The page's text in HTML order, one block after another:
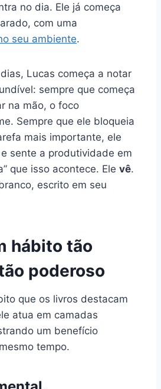
no dia. Ele já começa
com uma
seu ambiente.
Lucas começa a notar
sempre que começa
na mão, o foco
Sempre que ele bloqueia
mais importante, ele
sente a produtividade em
que isso acontece. Ele vê.
escrito em seu
hábito tão
poderoso
que os livros destacam
atua em camadas
um benefício
tempo.